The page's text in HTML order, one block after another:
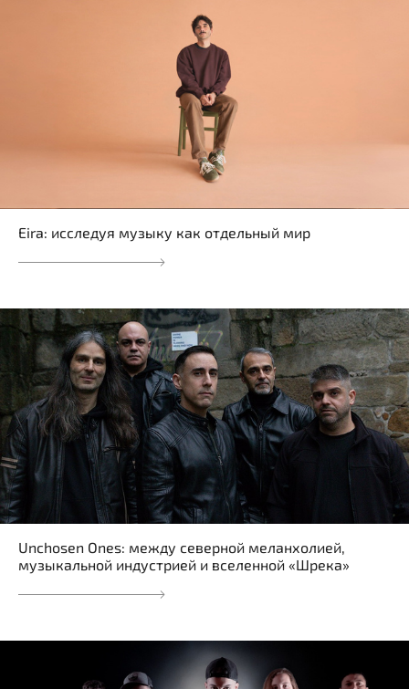
Eira: исследуя музыку как отдельный мир
Unchosen Ones: между северной меланхолией,
музыкальной индустрией и вселенной «Шрека»